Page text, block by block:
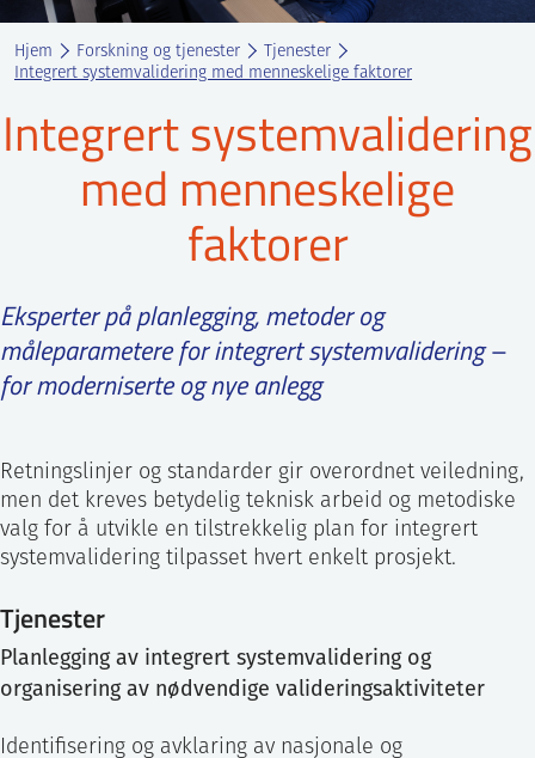
atomanlegg
Norske thoriumnettverket
PRESSE ENGLISH
Hjem Forskning og tjenester
Tjenester
Integrert systemvalidering med menneskelige faktorer
Integrert systemvalidering
med menneskelige
faktorer
Eksperter på planlegging, metoder og
måleparametere for integrert systemvalidering –
for moderniserte og nye anlegg
Retningslinjer og standarder gir overordnet veiledning,
men det kreves betydelig teknisk arbeid og metodiske
valg for å utvikle en tilstrekkelig plan for integrert
systemvalidering tilpasset hvert enkelt prosjekt.
Tjenester
Planlegging av integrert systemvalidering og
organisering av nødvendige valideringsaktiviteter
Identifisering og avklaring av nasjonale og